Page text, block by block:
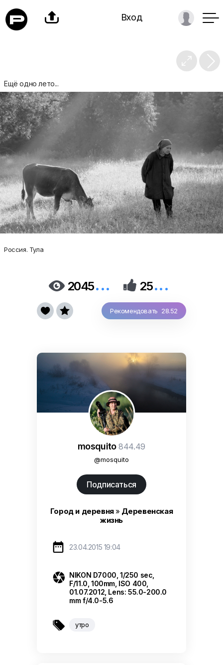
 Вход

Ещё одно лето...
Россия. Тула
 2045...  25...
Рекомендовать 28.52
 
mosquito 844.49
@mosquito
Подписаться
Город и деревня» Деревенская
жизнь
 23.04.2015 19:04
 NIKON D7000, 1/250 sec,
F/11.0, 100mm, ISO 400,
01.07.2012, Lens: 55.0-200.0
mm f/4.0-5.6
 утро